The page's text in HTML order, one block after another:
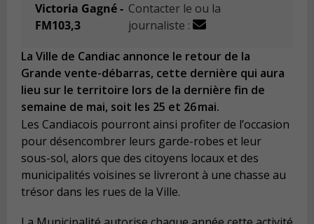
Victoria Gagné -
FM103,3
Contacter le ou la
journaliste :
La Ville de Candiac annonce le retour de la
Grande vente-débarras, cette dernière qui aura
lieu sur le territoire lors de la dernière fin de
semaine de mai, soit les 25 et 26 mai.
Les Candiacois pourront ainsi profiter de l’occasion
pour désencombrer leurs garde-robes et leur
sous-sol, alors que des citoyens locaux et des
municipalités voisines se livreront à une chasse au
trésor dans les rues de la Ville.